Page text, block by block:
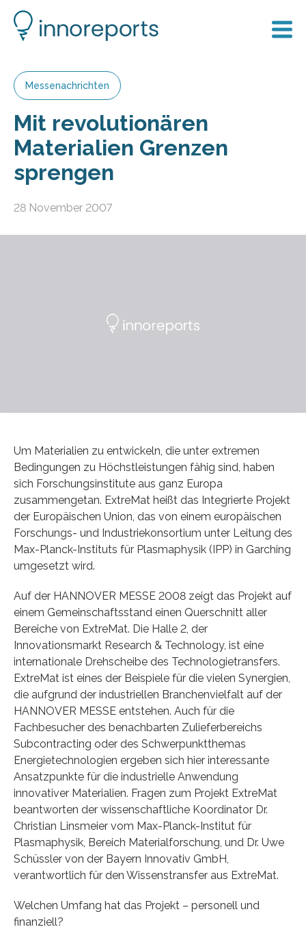
Messenachrichten
Mit revolutionären
Materialien Grenzen
sprengen
28 November 2007
Um Materialien zu entwickeln, die unter extremen
Bedingungen zu Höchstleistungen fähig sind, haben
sich Forschungsinstitute aus ganz Europa
zusammengetan. ExtreMat heißt das Integrierte Projekt
der Europäischen Union, das von einem europäischen
Forschungs- und Industriekonsortium unter Leitung des
Max-Planck-Instituts für Plasmaphysik (IPP) in Garching
umgesetzt wird.
Auf der HANNOVER MESSE 2008 zeigt das Projekt auf
einem Gemeinschaftsstand einen Querschnitt aller
Bereiche von ExtreMat. Die Halle 2, der
Innovationsmarkt Research & Technology, ist eine
internationale Drehscheibe des Technologietransfers.
ExtreMat ist eines der Beispiele für die vielen Synergien,
die aufgrund der industriellen Branchenvielfalt auf der
HANNOVER MESSE entstehen. Auch für die
Fachbesucher des benachbarten Zulieferbereichs
Subcontracting oder des Schwerpunktthemas
Energietechnologien ergeben sich hier interessante
Ansatzpunkte für die industrielle Anwendung
innovativer Materialien. Fragen zum Projekt ExtreMat
beantworten der wissenschaftliche Koordinator Dr.
Christian Linsmeier vom Max-Planck-Institut für
Plasmaphysik, Bereich Materialforschung, und Dr. Uwe
Schüssler von der Bayern Innovativ GmbH,
verantwortlich für den Wissenstransfer aus ExtreMat.
Welchen Umfang hat das Projekt – personell und
finanziell?